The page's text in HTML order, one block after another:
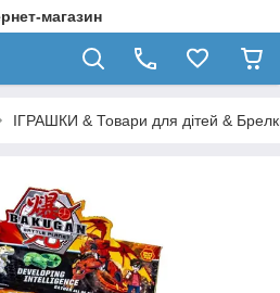
магазин
ІГРАШКИ & Товари для дітей &